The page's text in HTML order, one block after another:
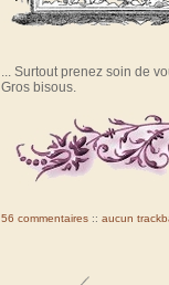
... Surtout prenez soin de
Gros bisous.
56 commentaires :: aucun